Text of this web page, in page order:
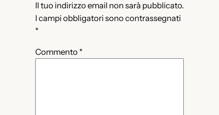
Il tuo indirizzo email non sarà pubblicato.
I campi obbligatori sono contrassegnati
*
Commento *